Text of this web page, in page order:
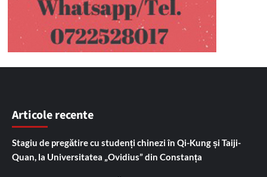
Articole recente
Stagiu de pregătire cu studenți chinezi în Qi-Kung și Taiji-
Quan, la Universitatea „Ovidius” din Constanța